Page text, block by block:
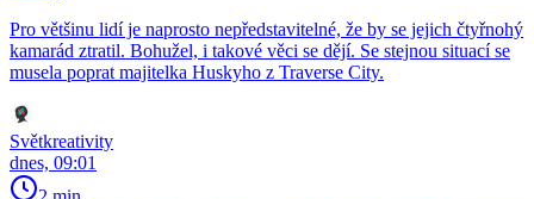
Pro většinu lidí je naprosto nepředstavitelné, že by se jejich čtyřnohý
kamarád ztratil. Bohužel, i takové věci se dějí. Se stejnou situací se
musela poprat majitelka Huskyho z Traverse City.
Světkreativity
dnes, 09:01